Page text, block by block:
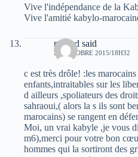
Vive l'indépendance de la
Vive l'amitié kabylo-
mhand said
29 OCTOBRE 2015/18H32
c est très drôle! :les
enfants,intraitables sur les
d ailleurs ,spoliateurs des
sahraoui,( alors la s ils sont
marocains) se rangent en
Moi, un vrai kabyle ,je vous
m6),merci pour votre bon
hommes qui la sortiront des